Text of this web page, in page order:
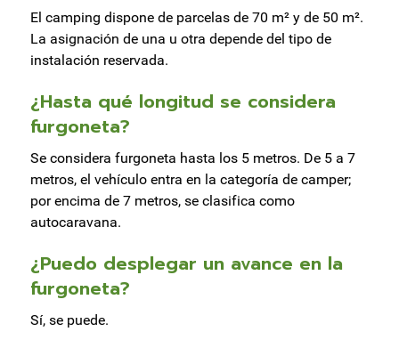
El camping dispone de parcelas de 70 m² y de 50 m².
La asignación de una u otra depende del tipo de
instalación reservada.
¿Hasta qué longitud se considera
furgoneta?
Se considera furgoneta hasta los 5 metros. De 5 a 7
metros, el vehículo entra en la categoría de camper;
por encima de 7 metros, se clasifica como
autocaravana.
¿Puedo desplegar un avance en la
furgoneta?
Sí, se puede.